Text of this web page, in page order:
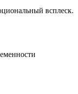
всплеск.